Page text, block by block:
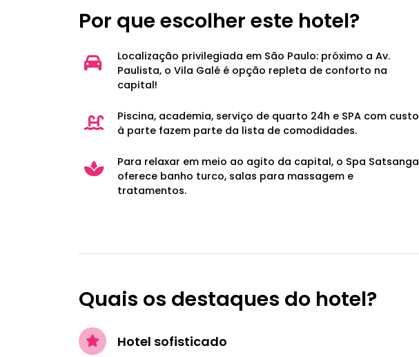
Por que escolher este hotel?
Localização privilegiada em São Paulo: próximo a Av.
Paulista, o Vila Galé é opção repleta de conforto na
capital!
Piscina, academia, serviço de quarto 24h e SPA com custo
à parte fazem parte da lista de comodidades.
Para relaxar em meio ao agito da capital, o Spa Satsanga
oferece banho turco, salas para massagem e
tratamentos.
Quais os destaques do hotel?
Hotel sofisticado